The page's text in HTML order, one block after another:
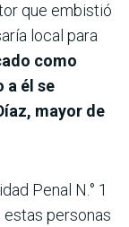
que embistió
local para
como
a él se
mayor de
Penal N.° 1
estas personas